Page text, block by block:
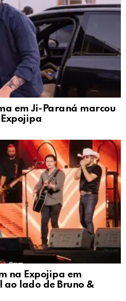
em Ji-Paraná marcou
na Expojipa em
lado de Bruno &